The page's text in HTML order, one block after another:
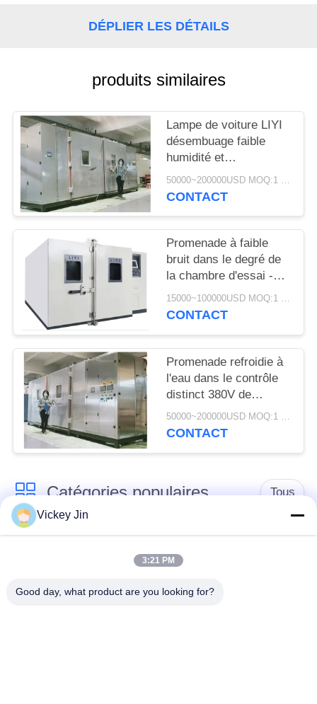
PRIVACY
POLICY
DÉPLIER LES DÉTAILS
produits similaires
Lampe de voiture LIYI
désembuage faible
humidité et
température
compresseur de
50000~200000USD MOQ:1 ensemble
CONTACT
Promenade à faible
bruit dans le degré de
la chambre d'essai -40
à +120 hygrométrie de
10% - de 98%
15000~100000USD MOQ:1 ensemble
CONTACT
Promenade refroidie à
l'eau dans le contrôle
distinct 380V de
chambre de la chambre
ab d'essai
50000~200000USD MOQ:1 ensemble
CONTACT
Catégories populaires Tous
chambre d'essai
concernant
Vickey Jin
3:21 PM
Good day, what product are you looking for?